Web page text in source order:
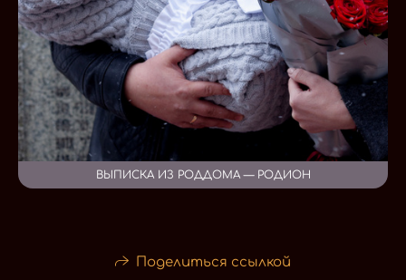
ВЫПИСКА ИЗ РОДДОМА — РОДИОН
Поделиться ссылкой